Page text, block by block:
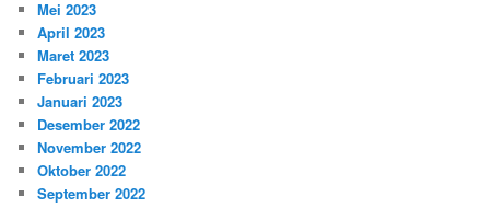
Mei 2023
April 2023
Maret 2023
Februari 2023
Januari 2023
Desember 2022
November 2022
Oktober 2022
September 2022